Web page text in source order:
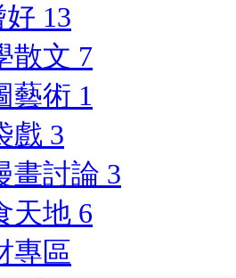
好 13
散文 7
藝術 1
戲 3
畫討論 3
天地 6
專區